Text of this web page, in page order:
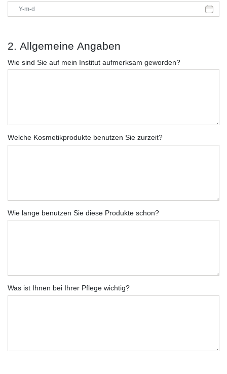
2. Allgemeine Angaben
Wie sind Sie auf mein Institut aufmerksam geworden?
Welche Kosmetikprodukte benutzen Sie zurzeit?
Wie lange benutzen Sie diese Produkte schon?
Was ist Ihnen bei Ihrer Pflege wichtig?